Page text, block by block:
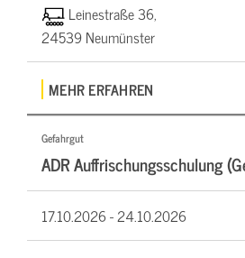
Leinestraße 36,
24539 Neumünster
MEHR ERFAHREN
Gefahrgut
ADR Auffrischungsschulung
17.10.2026 -24.10.2026